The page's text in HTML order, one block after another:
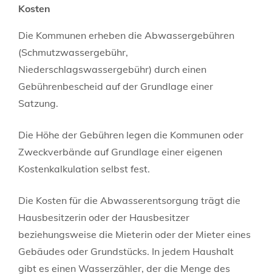
Kosten
Die Kommunen erheben die Abwassergebühren
(Schmutzwassergebühr,
Niederschlagswassergebühr) durch einen
Gebührenbescheid auf der Grundlage einer
Satzung.
Die Höhe der Gebühren legen die Kommunen oder
Zweckverbände auf Grundlage einer eigenen
Kostenkalkulation selbst fest.
Die Kosten für die Abwasserentsorgung trägt die
Hausbesitzerin oder der Hausbesitzer
beziehungsweise die Mieterin oder der Mieter eines
Gebäudes oder Grundstücks. In jedem Haushalt
gibt es einen Wasserzähler, der die Menge des